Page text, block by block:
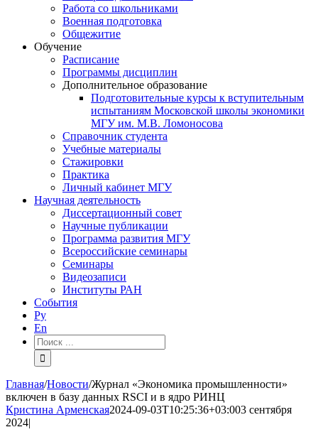
Работа со школьниками
Военная подготовка
Общежитие
Обучение
Расписание
Программы дисциплин
Дополнительное образование
Подготовительные курсы к вступительным
испытаниям Московской школы экономики
МГУ им. М.В. Ломоносова
Справочник студента
Учебные материалы
Стажировки
Практика
Личный кабинет МГУ
Научная деятельность
Диссертационный совет
Научные публикации
Программа развития МГУ
Всероссийские семинары
Семинары
Видеозаписи
Институты РАН
События
Ру
En
Результат
поиска:
Главная/Новости/Журнал «Экономика промышленности»
включен в базу данных RSCI и в ядро РИНЦ
Кристина Арменская2024-09-03T10:25:36+03:003 сентября
2024|